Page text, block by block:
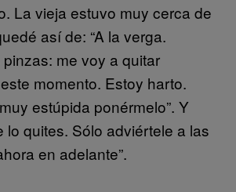
La vieja estuvo muy cerca de
así de: “A la verga.
me voy a quitar
momento. Estoy harto.
estúpida ponérmelo”. Y
lo quites. Sólo adviértele a las
en adelante”.